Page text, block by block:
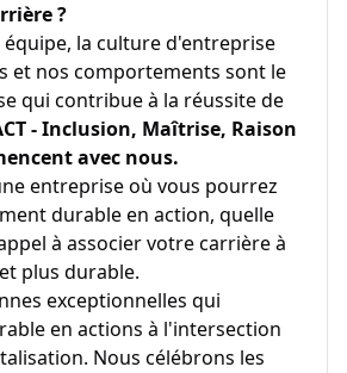
?
la culture d'entreprise
et nos comportements sont le
qui contribue à la réussite de
- Inclusion, Maîtrise, Raison
avec nous.
entreprise où vous pourrez
durable en action, quelle
à associer votre carrière à
plus durable.
exceptionnelles qui
en actions à l'intersection
Nous célébrons les